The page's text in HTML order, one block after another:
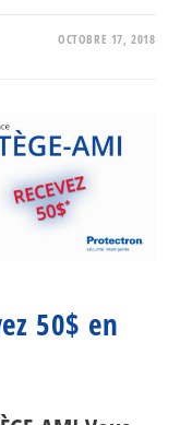
OCTOBRE 17, 2018
50$ en